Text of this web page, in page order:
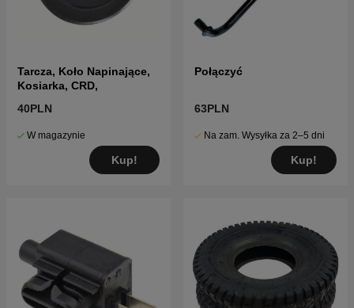
Tarcza, Koło Napinające,
Kosiarka, CRD,
40PLN
W magazynie
Kup!
Połączyć
63PLN
Na zam. Wysyłka za 2–5 dni
Kup!